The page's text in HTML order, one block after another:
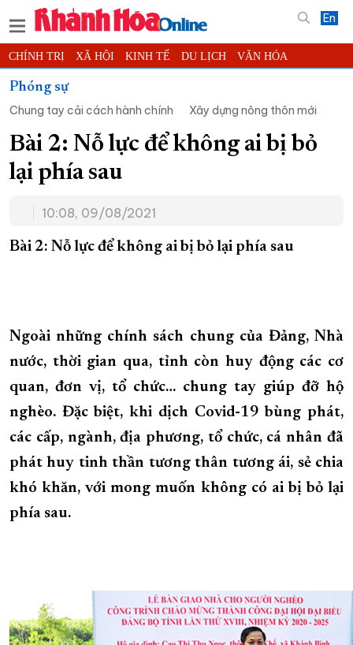
En
CHÍNH TRỊ XÃ HỘI KINH TẾ DU LỊCH VĂN HÓA
THỂ THAO
KHOA HỌC - CÔNG NGHỆ PHÁP LUẬT BẠN ĐỌC PHÓNG SỰ
THẾ GIỚI MULTIMEDIA VIDEO ĐỌC BÁO ONLINE
PODCAST THÔNG TIN - QUẢNG CÁO
TRƯỜNG SA BIỂN ĐẢO QUÊ HƯƠNG
CHUNG TAY CẢI CÁCH HÀNH CHÍNH
XÂY DỰNG KHÁNH HÒA TRỞ THÀNH THÀNH PHỐ TRỰC THUỘC
ĐẠI HỘI ĐẢNG CÁC CẤP TRANG CHỦ VỀ BÁO KHÁNH HÒA
Phóng sự
Chung tay cải cách hành chính
Xây dựng nông thôn mới
Bài 2: Nỗ lực để không ai bị bỏ
lại phía sau
10:08, 09/08/2021
Bài 2: Nỗ lực để không ai bị bỏ lại phía sau
Ngoài những chính sách chung của Đảng, Nhà
nước, thời gian qua, tỉnh còn huy động các cơ
quan, đơn vị, tổ chức… chung tay giúp đỡ hộ
nghèo. Đặc biệt, khi dịch Covid-19 bùng phát,
các cấp, ngành, địa phương, tổ chức, cá nhân đã
phát huy tinh thần tương thân tương ái, sẻ chia
khó khăn, với mong muốn không có ai bị bỏ lại
phía sau.